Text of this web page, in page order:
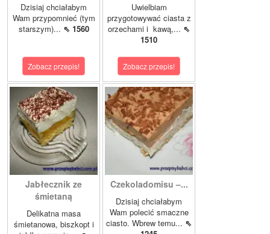
Dzisiaj chciałabym
Wam przypomnieć (tym
starszym)... ⇖ 1560
Zobacz przepis!
Uwielbiam
przygotowywać ciasta z
orzechami i kawą,... ⇖
1510
Zobacz przepis!
Jabłecznik ze
śmietaną
Delikatna masa
śmietanowa, biszkopt i
Czekoladomisu –...
Dzisiaj chciałabym
Wam polecić smaczne
ciasto. Wbrew temu... ⇖